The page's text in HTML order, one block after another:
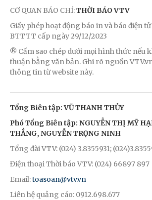
CƠ QUAN BÁO CHÍ:THỜI BÁO VTV
Giấy phép hoạt động báo in và báo điện
BTTTT cấp ngày 29/12/2023
® Cấm sao chép dưới mọi hình thức nếu
thuận bằng văn bản. Ghi rõ nguồn
thông tin từ website này.
Tổng Biên tập: VŨ THANH THỦY
Phó Tổng Biên tập: NGUYỄN THỊ MỸ
THẮNG, NGUYỄN TRỌNG NINH
Tổng đài VTV: (024) 3.8355931;
Điện thoại Thời báo VTV: (024) 66897 897
Email:toasoan@vtv.vn
Liên hệ quảng cáo: 0912.698.677